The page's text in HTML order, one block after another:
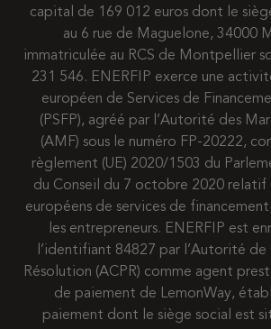
capital de 169 012 euros dont le
au 6 rue de Maguelone, 34000
immatriculée au RCS de Montpellier
231 546. ENERFIP exerce une
européen de Services de
(PSFP), agréé par l’Autorité des
(AMF) sous le numéro FP-20222,
règlement (UE) 2020/1503 du
du Conseil du 7 octobre 2020 relatif
européens de services de
les entrepreneurs. ENERFIP est
l’identifiant 84827 par l’Autorité
Résolution (ACPR) comme agent
de paiement de LemonWay,
paiement dont le siège social est